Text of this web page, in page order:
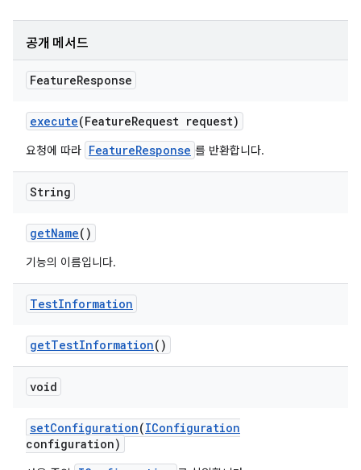
공개 메서드
FeatureResponse
execute(FeatureRequest request)
요청에 따라 FeatureResponse 를 반환합니다.
String
getName()
기능의 이름입니다.
TestInformation
getTestInformation()
void
setConfiguration(IConfiguration
configuration)